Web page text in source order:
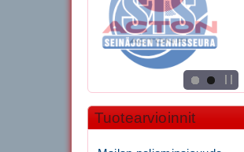
Tuotearvioinnit